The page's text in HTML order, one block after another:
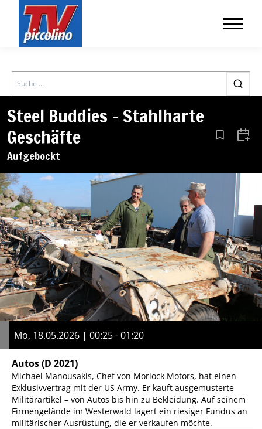
Search
Steel Buddies – Stahlharte
Geschäfte
Aufgebockt
Aus den
Mo, 18.05.2026 | 00:25 - 01:20
Autos(D 2021)
Michael Manousakis, Chef von Morlock Motors, hat einen
Exklusivvertrag mit der US Army. Er kauft ausgemusterte
Militärartikel – von Autos bis hin zu Bekleidung. Auf seinem
Firmengelände im Westerwald lagert ein riesiger Fundus an
militärischer Ausrüstung, die er verkaufen möchte.